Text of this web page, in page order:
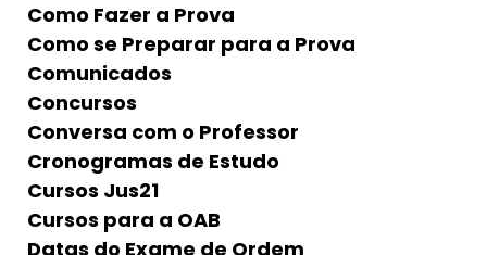
Como Fazer a Prova
Como se Preparar para a Prova
Comunicados
Concursos
Conversa com o Professor
Cronogramas de Estudo
Cursos Jus21
Cursos para a OAB
Datas do Exame de Ordem